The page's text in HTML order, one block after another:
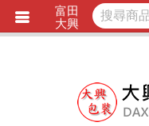
立即詢價 LINE
富田
大興
獨